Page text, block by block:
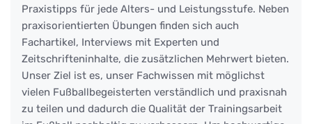
Praxistipps für jede Alters- und Leistungsstufe. Neben
praxisorientierten Übungen finden sich auch
Fachartikel, Interviews mit Experten und
Zeitschrifteninhalte, die zusätzlichen Mehrwert bieten.
Unser Ziel ist es, unser Fachwissen mit möglichst
vielen Fußballbegeisterten verständlich und praxisnah
zu teilen und dadurch die Qualität der Trainingsarbeit